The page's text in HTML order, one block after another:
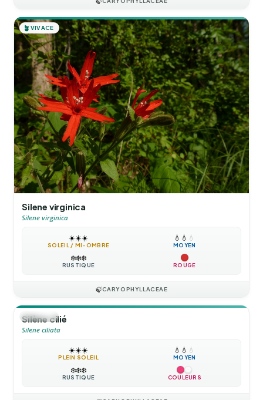
🪴 VIVACE
Silene virginica
Silene virginica
☀️☀️☀️
SOLEIL / MI-OMBRE
💧 💧 💧
MOYEN
❄️❄️❄️
RUSTIQUE ROUGE
🍃CARYOPHYLLACEAE
🪴VIVACE
Silène cilié
Silene ciliata
☀️☀️☀️
PLEIN SOLEIL
💧 💧 💧
MOYEN
❄️❄️❄️
RUSTIQUE COULEURS